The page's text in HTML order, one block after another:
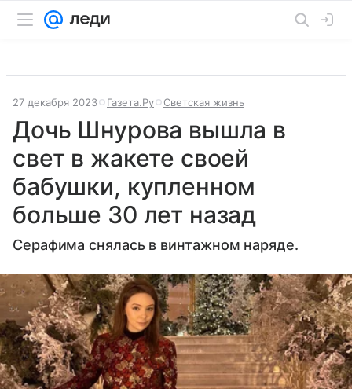
27 декабря 2023 Газета.Ру Светская жизнь
Дочь Шнурова вышла в
свет в жакете своей
бабушки, купленном
больше 30 лет назад
Серафима снялась в винтажном наряде.